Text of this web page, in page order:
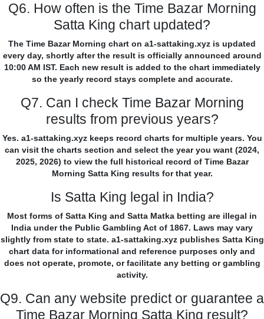
Q6. How often is the Time Bazar Morning
Satta King chart updated?
The Time Bazar Morning chart on a1-sattaking.xyz is updated
every day, shortly after the result is officially announced around
10:00 AM IST. Each new result is added to the chart immediately
so the yearly record stays complete and accurate.
Q7. Can I check Time Bazar Morning
results from previous years?
Yes. a1-sattaking.xyz keeps record charts for multiple years. You
can visit the charts section and select the year you want (2024,
2025, 2026) to view the full historical record of Time Bazar
Morning Satta King results for that year.
Is Satta King legal in India?
Most forms of Satta King and Satta Matka betting are illegal in
India under the Public Gambling Act of 1867. Laws may vary
slightly from state to state. a1-sattaking.xyz publishes Satta King
chart data for informational and reference purposes only and
does not operate, promote, or facilitate any betting or gambling
activity.
Q9. Can any website predict or guarantee a
Time Bazar Morning Satta King result?